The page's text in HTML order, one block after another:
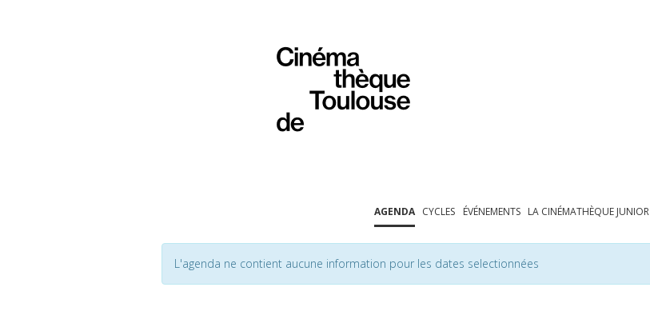
AGENDA CYCLES ÉVÉNEMENTS LA CINÉMATHÈQUE JUNIOR
L'agenda ne contient aucune information pour les dates selectionnées